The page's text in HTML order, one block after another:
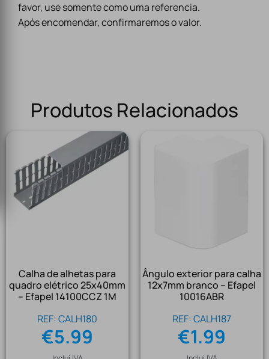
favor, use somente como uma referencia.
Após encomendar, confirmaremos o valor.
Produtos Relacionados
Calha de alhetas para
quadro elétrico 25x40mm
– Efapel 14100CCZ 1M
REF: CALH180
€5.99
Ângulo exterior para calha
12x7mm branco – Efapel
10016ABR
REF: CALH187
€1.99